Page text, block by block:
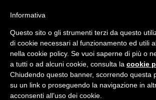
IMG_5474
daAutore|Mag 18, 2018
Informativa
Questo sito o gli strumenti terzi da questo
di cookie necessari al funzionamento ed utili
nella cookie policy. Se vuoi saperne di più o
a tutti o ad alcuni cookie, consulta la cookie
Chiudendo questo banner, scorrendo questa
su un link o proseguendo la navigazione in
acconsenti all’uso dei cookie.